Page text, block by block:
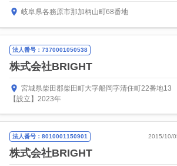
岐阜県各務原市那加柄山町68番地
法人番号：7370001050538
株式会社BRIGHT
宮城県柴田郡柴田町大字船岡字清住町22番地13
【設立】2023年
法人番号：8010001150901 2015/10/
株式会社BRIGHT